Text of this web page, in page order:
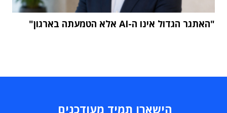
"האתגר הגדול אינו ה-AI אלא הטמעתה בארגון"
הישארו תמיד מעודכנים